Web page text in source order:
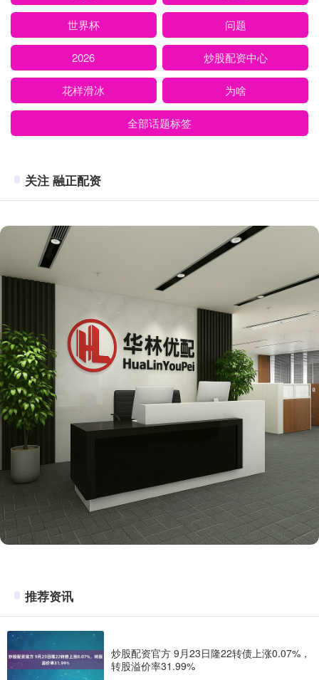
世界杯 问题
2026 炒股配资中心
花样滑冰 为啥
全部话题标签
关注 融正配资
推荐资讯
炒股配资官方 9月23日隆22转债上涨0.07%，
转股溢价率31.99%